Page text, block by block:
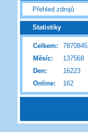
Přehled zdrojů
Statistiky
Online: 162
Celkem:
7870845
Měsíc:
137568
Den:
16223